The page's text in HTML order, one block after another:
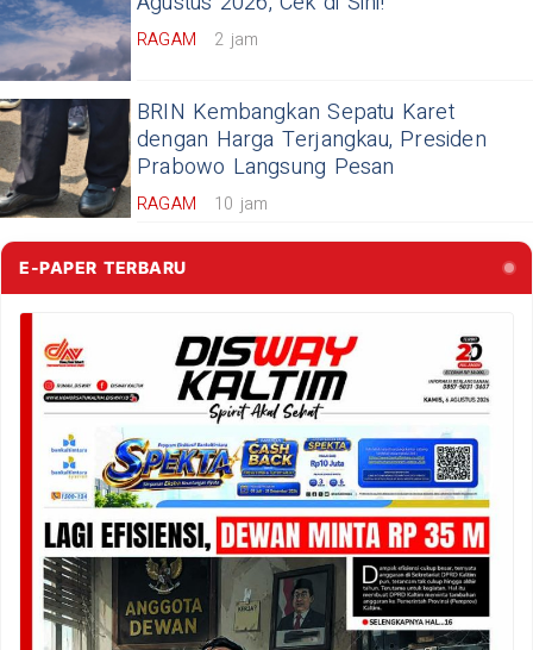
RAGAM 2 jam
BRIN Kembangkan Sepatu Karet
dengan Harga Terjangkau, Presiden
Prabowo Langsung Pesan
RAGAM 10 jam
E-PAPER TERBARU